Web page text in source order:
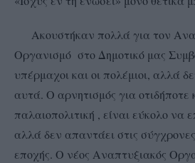
Ακουστήκαν πολλά για τον
Οργανισμό στο Δημοτικό μας
υπέρμαχοι και οι πολέμιοι, αλλά
αυτά. Ο αρνητισμός για οτιδήποτε
παλαιοπολιτική , είναι εύκολο να
αλλά δεν απαντάει στις
εποχής. Ο νέος Αναπτυξιακός